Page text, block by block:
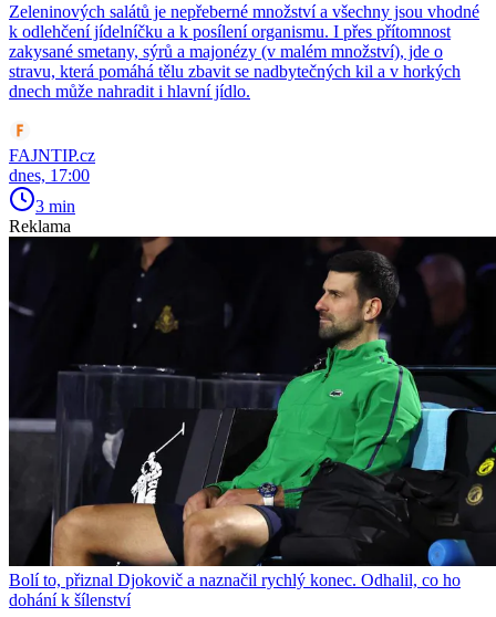
Zeleninových salátů je nepřeberné množství a všechny jsou vhodné
k odlehčení jídelníčku a k posílení organismu. I přes přítomnost
zakysané smetany, sýrů a majonézy (v malém množství), jde o
stravu, která pomáhá tělu zbavit se nadbytečných kil a v horkých
dnech může nahradit i hlavní jídlo.
FAJNTIP.cz
dnes, 17:00
3 min
Reklama
Bolí to, přiznal Djokovič a naznačil rychlý konec. Odhalil, co ho
dohání k šílenství